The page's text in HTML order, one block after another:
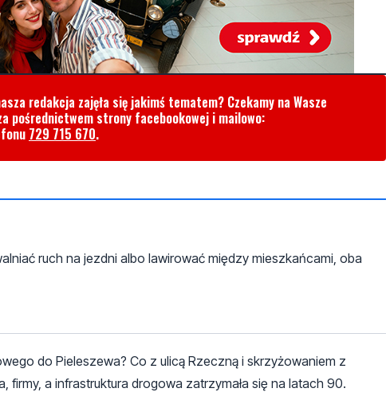
redakcja zajęła się jakimś tematem? Czekamy na Wasze
pośrednictwem strony facebookowej i mailowo:
729 715 670.
ruch na jezdni albo lawirować między mieszkańcami, oba
do Pieleszewa? Co z ulicą Rzeczną i skrzyżowaniem z
a infrastruktura drogowa zatrzymała się na latach 90.